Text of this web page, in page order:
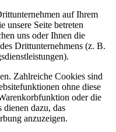
auf Ihrem
unsere Seite betreten
uns oder Ihnen die
Drittunternehmens (z. B.
Zahlreiche Cookies sind
ohne diese
oder die
dazu, das
anzuzeigen.